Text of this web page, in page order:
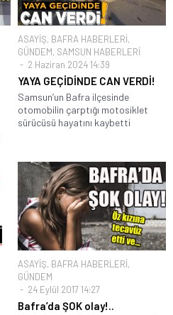
ASAYİŞ, BAFRA HABERLERİ,
GÜNDEM, SAMSUN HABERLERİ
2 Haziran 2024 14:39
YAYA GEÇİDİNDE CAN VERDİ!
Samsun’un Bafra ilçesinde
otomobilin çarptığı motosiklet
sürücüsü hayatını kaybetti
ASAYİŞ, BAFRA HABERLERİ,
GÜNDEM
24 Eylül 2017 14:27
Bafra’da ŞOK olay!..